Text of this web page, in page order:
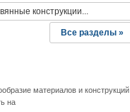
конструкции...
Все разделы »
материалов и конструкций
на